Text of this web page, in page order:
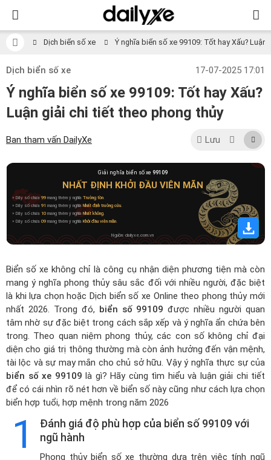
Dịch biển số xe Ý nghĩa biển số xe 99109: Tốt hay Xấu?
Dịch biển số xe 17-07-2025 17:01
Ý nghĩa biển số xe 99109: Tốt hay Xấu?
Luận giải chi tiết theo phong thủy
Ban tham vấn DailyXe Lưu
Giải nghĩa biển số xe 99109
NHẤT ĐỊNH KHỞI ĐẦU VIÊN MÃN
» Dãy số chứa99 mang thêm ý nghĩa Trường tồn.
» Dãy số chứa 91 mang thêm ý nghĩaNhất định trường cửu.
» Dãy số chứa 10 mang thêm ý nghĩaNhất không.
» Dãy số chứa 09 mang thêm ý nghĩa Khởi đầu viên mãn.
Nguồn: dailyxe.com.vn
Biển số xe không chỉ là công cụ nhận diện phương tiện mà còn
mang ý nghĩa phong thủy sâu sắc đối với nhiều người, đặc biệt
là khi lựa chọn hoặcDịch biển số xe Online theo phong thủy mới
nhất 2026. Trong đó, biển số 99109 được nhiều người quan
tâm nhờ sự đặc biệt trong cách sắp xếp và ý nghĩa ẩn chứa bên
trong. Theo quan niệm phong thủy, các con số không chỉ đại
diện cho giá trị thông thường mà còn ảnh hưởng đến vận mệnh,
tài lộc và sự may mắn cho chủ sở hữu. Vậy ý nghĩa thực sự của
biển số xe 99109 là gì? Hãy cùng tìm hiểu và luận giải chi tiết
để có cái nhìn rõ nét hơn về biển số này cũng như cách lựa chọn
biển hợp tuổi, hợp mệnh trong năm 2026
1
Đánh giá độ phù hợp của biển số 99109 với
ngũ hành
Phong thủy biển số xe thường dựa trên việc tính ngũ